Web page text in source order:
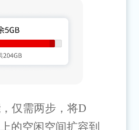
仅需两步，将D
的空闲空间扩容到